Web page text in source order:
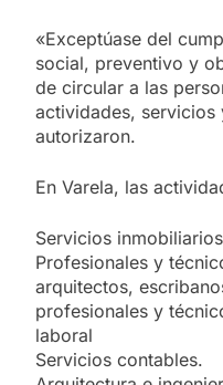
«Exceptúase del
social, preventivo y
de circular a las
actividades, servicios
autorizaron.
En Varela, las
Servicios inmobiliarios
Profesionales y
arquitectos,
profesionales y
laboral
Servicios contables.